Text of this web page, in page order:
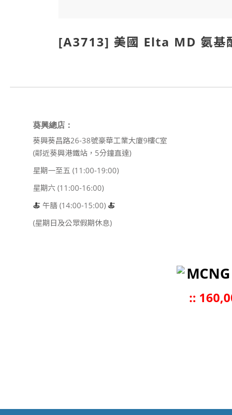
[A3713] 美國 Elta MD 氨基
葵興總店：
葵興葵昌路26-38號豪華工業大廈9樓C室
(鄰近葵興港鐵站，5分鐘直達)
星期一至五 (11:00-19:00)
星期六 (11:00-16:00)
🍝 午膳 (14:00-15:00) 🍝
(星期日及公眾假期休息)
::